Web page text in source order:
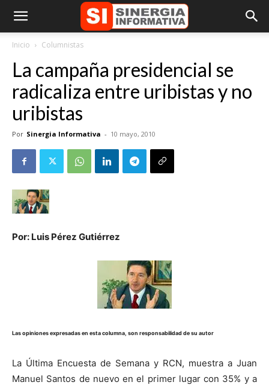
Inicio Columnistas
La campaña presidencial se
radicaliza entre uribistas y no
uribistas
Por Sinergia Informativa - 10 mayo, 2010
Por: Luis Pérez Gutiérrez
Las opiniones expresadas en esta columna, son responsabilidad de su autor
La Última Encuesta de Semana y RCN, muestra a Juan
Manuel Santos de nuevo en el primer lugar con 35% y a